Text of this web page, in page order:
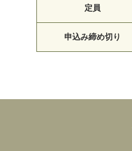
定員
申込み締め切り